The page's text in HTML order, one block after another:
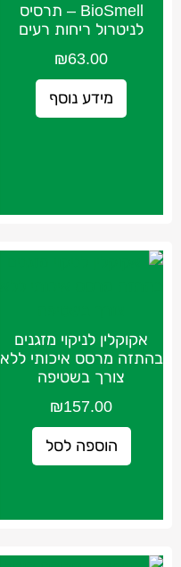
BioSmell – תרסיס
לניטרול ריחות רעים
₪63.00
מידע נוסף
אקוקלין לניקוי מזגנים
בהתזה מרסס איכותי ללא
צורך בשטיפה
₪157.00
הוספה לסל